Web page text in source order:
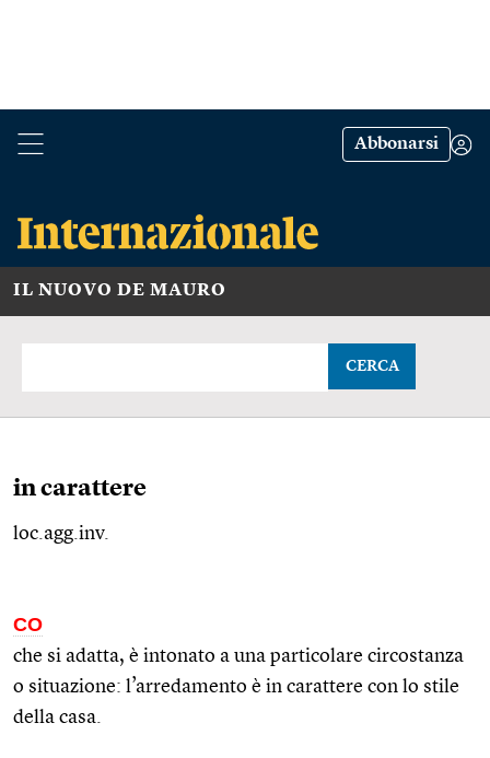
Abbonarsi
IL NUOVO DE MAURO
CERCA
in carattere
loc.agg.inv.
CO
che si adatta, è intonato a una particolare circostanza
o situazione: l’arredamento è in carattere con lo stile
della casa.